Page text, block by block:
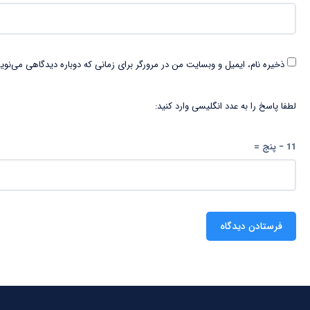
ذخیره نام، ایمیل و وبسایت من در مرورگر برای زمانی که دوباره دیدگاهی
لطفا پاسخ را به عدد انگلیسی وارد کنید:
11 − پنج =